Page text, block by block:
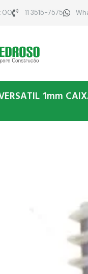
11 3515-7575
1mm